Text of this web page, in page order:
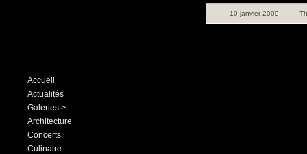
Accueil
Actualités
Galeries >
Architecture
Concerts
Culinaire
10 janvier 2009